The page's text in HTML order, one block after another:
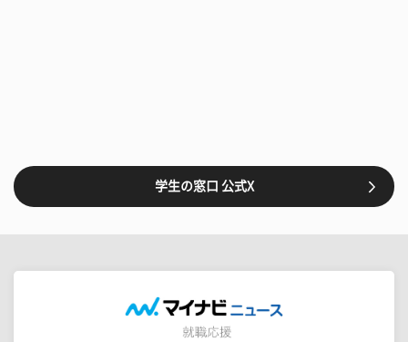
学生の窓口 公式X